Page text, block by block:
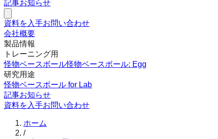
記事お知らせ
資料を入手お問い合わせ
会社概要
製品情報
トレーニング用
怪物ベースボール怪物ベースボール: Egg
研究用途
怪物ベースボール for Lab
記事お知らせ
資料を入手お問い合わせ
ホーム
/